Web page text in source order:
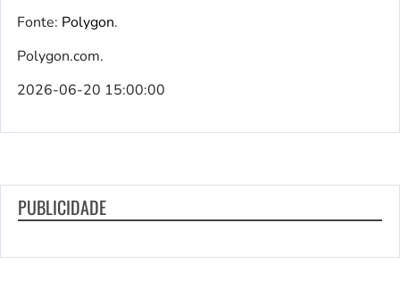
Fonte: Polygon.
Polygon.com.
2026-06-20 15:00:00
PUBLICIDADE